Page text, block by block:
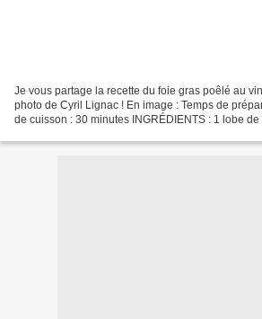
Je vous partage la recette du foie gras poêlé au
photo de Cyril Lignac ! En image : Temps de
de cuisson : 30 minutes INGRÉDIENTS : 1 lobe